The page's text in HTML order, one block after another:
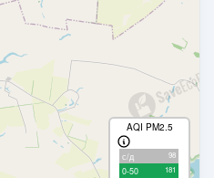
AQI PM2.5
с/д 98
0-50 181